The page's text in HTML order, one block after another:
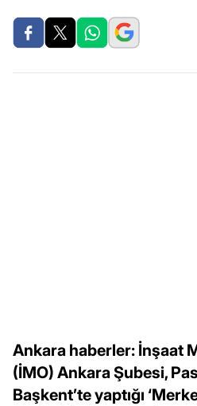
Ankara haberler: İnşaat
(İMO) Ankara Şubesi,
Başkent’te yaptığı